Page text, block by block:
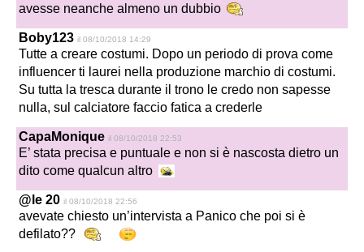
avesse neanche almeno un dubbio
Boby123 il 08/10/2018 14:29
Tutte a creare costumi. Dopo un periodo di prova come
influencer ti laurei nella produzione marchio di costumi.
Su tutta la tresca durante il trono le credo non sapesse
nulla, sul calciatore faccio fatica a crederle
CapaMonique il 08/10/2018 22:53
E’ stata precisa e puntuale e non si è nascosta dietro un
dito come qualcun altro
@le 20 il 08/10/2018 22:56
avevate chiesto un’intervista a Panico che poi si è
defilato??